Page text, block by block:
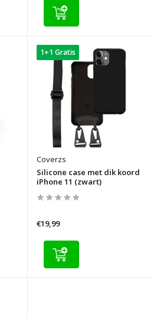
1+1 Gratis
Coverzs
Silicone case met dik koord
iPhone 11 (zwart)
€19,99